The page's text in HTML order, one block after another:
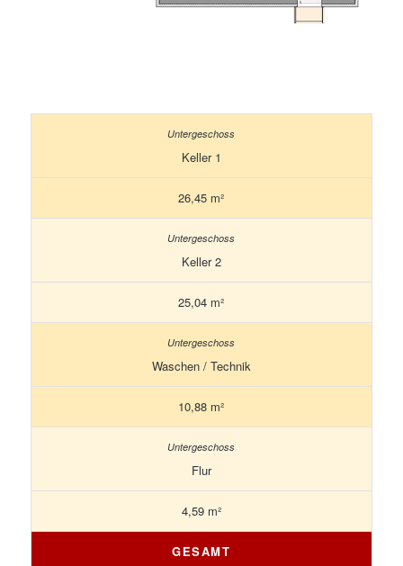
Keller 1
26,45 m²
Keller 2
25,04 m²
Waschen / Technik
10,88 m²
Flur
4,59 m²
GESAMT